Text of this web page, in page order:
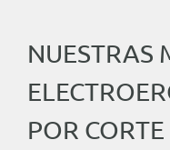
NUESTRAS
POR